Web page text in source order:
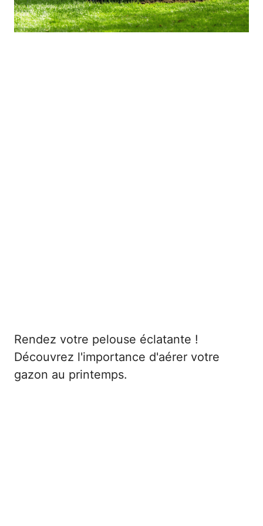
Rendez votre pelouse éclatante !
Découvrez l'importance d'aérer votre
gazon au printemps.